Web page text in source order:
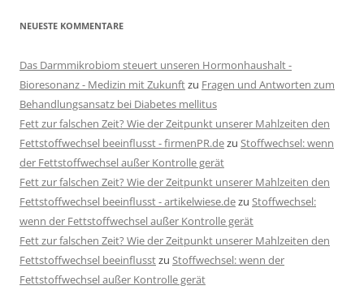
NEUESTE KOMMENTARE
Das Darmmikrobiom steuert unseren Hormonhaushalt -
Bioresonanz - Medizin mit Zukunftzu Fragen und Antworten zum
Behandlungsansatz bei Diabetes mellitus
Fett zur falschen Zeit? Wie der Zeitpunkt unserer Mahlzeiten den
Fettstoffwechsel beeinflusst - firmenPR.dezu Stoffwechsel: wenn
der Fettstoffwechsel außer Kontrolle gerät
Fett zur falschen Zeit? Wie der Zeitpunkt unserer Mahlzeiten den
Fettstoffwechsel beeinflusst - artikelwiese.dezu Stoffwechsel:
wenn der Fettstoffwechsel außer Kontrolle gerät
Fett zur falschen Zeit? Wie der Zeitpunkt unserer Mahlzeiten den
Fettstoffwechsel beeinflusstzu Stoffwechsel: wenn der
Fettstoffwechsel außer Kontrolle gerät